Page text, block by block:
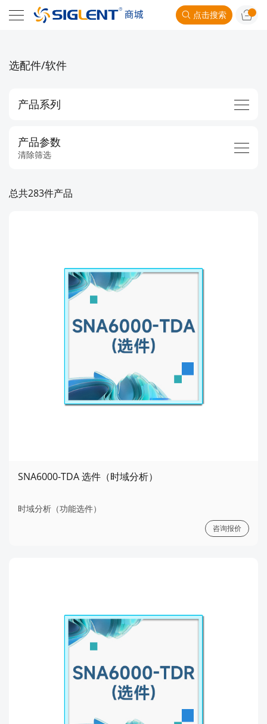
点击搜索
选配件/软件
产品系列
产品参数
清除筛选
总共283件产品
SNA6000-TDA 选件（时域分析）
时域分析（功能选件）
咨询报价